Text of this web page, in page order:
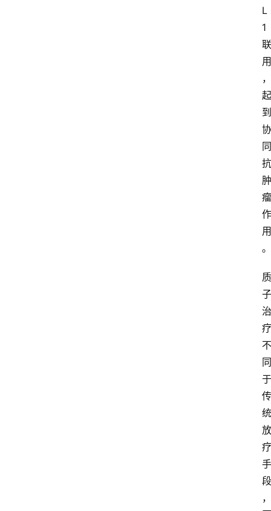
L
1
联
用
，
起
到
协
同
抗
肿
瘤
作
用
。
质
子
治
疗
不
同
于
传
统
放
疗
手
段
，